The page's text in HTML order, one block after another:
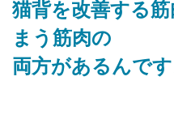
猫背を改善する
まう筋肉の
両方があるんです